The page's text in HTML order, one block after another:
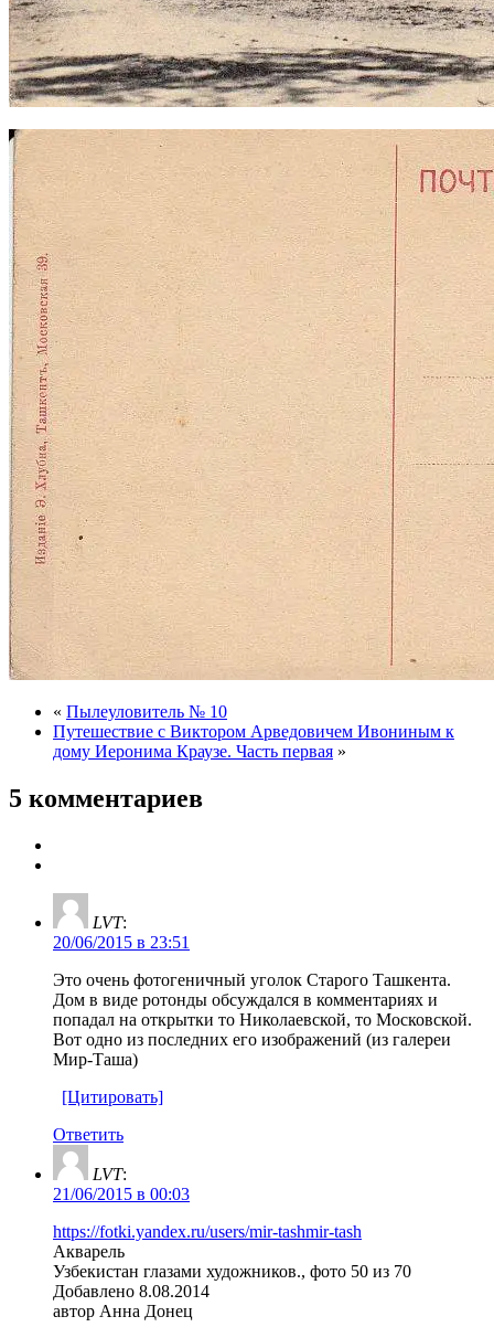
« Пылеуловитель № 10
Путешествие с Виктором Арведовичем Ивониным к
дому Иеронима Краузе. Часть первая »
5 комментариев
LVT:
20/06/2015 в 23:51
Это очень фотогеничный уголок Старого Ташкента.
Дом в виде ротонды обсуждался в комментариях и
попадал на открытки то Николаевской, то Московской.
Вот одно из последних его изображений (из галереи
Мир-Таша)
[Цитировать]
Ответить
LVT:
21/06/2015 в 00:03
https://fotki.yandex.ru/users/mir-tashmir-tash
Акварель
Узбекистан глазами художников., фото 50 из 70
Добавлено 8.08.2014
автор Анна Донец